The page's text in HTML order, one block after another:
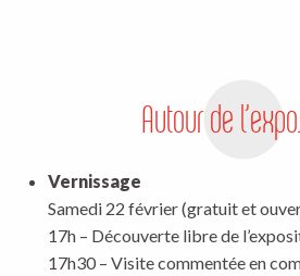
Autour de
Vernissage
Samedi 22 février (gratuit et
17h – Découverte libre de
17h30 – Visite commentée en